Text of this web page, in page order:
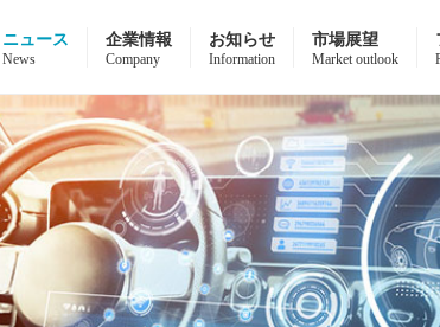
ニュース
News
企業情報
Company
お知らせ
Information
市場展望
Market outlook